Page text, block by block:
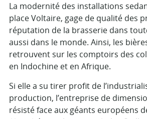
La modernité des installations
place Voltaire, gage de qualité des
réputation de la brasserie dans
aussi dans le monde. Ainsi, les
retrouvent sur les comptoirs des
en Indochine et en Afrique.
Si elle a su tirer profit de
production, l’entreprise de
résisté face aux géants européens